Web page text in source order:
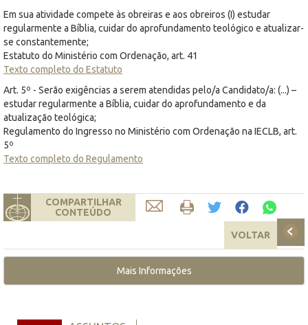
Em sua atividade compete às obreiras e aos obreiros (I) estudar
regularmente a Bíblia, cuidar do aprofundamento teológico e atualizar-
se constantemente;
Estatuto do Ministério com Ordenação, art. 41
Texto completo do Estatuto
Art. 5º - Serão exigências a serem atendidas pelo/a Candidato/a: (...) –
estudar regularmente a Bíblia, cuidar do aprofundamento e da
atualização teológica;
Regulamento do Ingresso no Ministério com Ordenação na IECLB, art.
5º
Texto completo do Regulamento
COMPARTILHAR
CONTEÚDO
VOLTAR
Mais Informações